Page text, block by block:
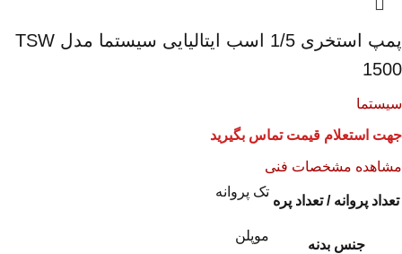
پمپ استخری 1/5 اسب ایتالیایی سیستما مدل TSW
1500
سیستما
جهت استعلام قیمت تماس بگیرید
مشاهده مشخصات فنی
تعداد پروانه / تعداد پره
تک پروانه
جنس بدنه
موپلن